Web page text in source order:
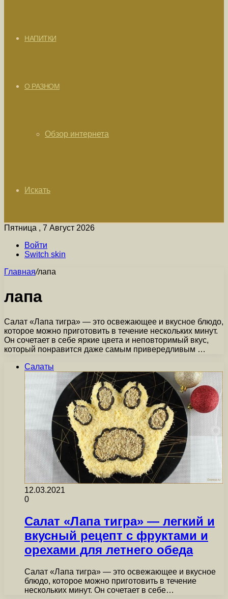
НАПИТКИ
О РАЗНОМ
Обзор интернета
Искать
Пятница , 7 Август 2026
Войти
Switch skin
Главная/лапа
лапа
Салат «Лапа тигра» — это освежающее и вкусное блюдо,
которое можно приготовить в течение нескольких минут.
Он сочетает в себе яркие цвета и неповторимый вкус,
который понравится даже самым привередливым …
Салаты
12.03.2021
0
Салат «Лапа тигра» — легкий и
вкусный рецепт с фруктами и
орехами для летнего обеда
Салат «Лапа тигра» — это освежающее и вкусное
блюдо, которое можно приготовить в течение
нескольких минут. Он сочетает в себе…